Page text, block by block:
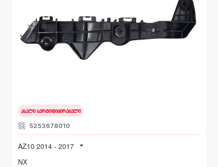
უკანა მარცხენა, სალასკა ბამპერის
ახალი სერტიფიცირებული
5253678010
AZ10 2014 - 2017
NX